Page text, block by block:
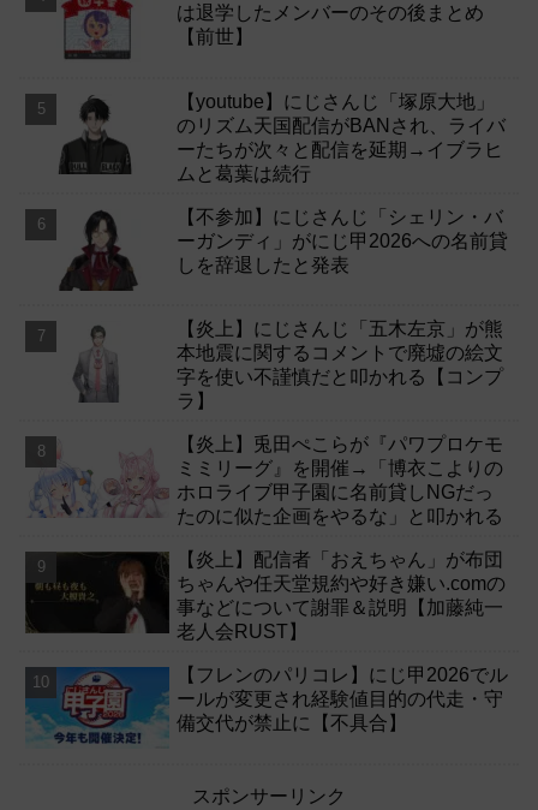
は退学したメンバーのその後まとめ
【前世】
【youtube】にじさんじ「塚原大地」
のリズム天国配信がBANされ、ライバ
ーたちが次々と配信を延期→イブラヒ
ムと葛葉は続行
【不参加】にじさんじ「シェリン・バ
ーガンディ」がにじ甲2026への名前貸
しを辞退したと発表
【炎上】にじさんじ「五木左京」が熊
本地震に関するコメントで廃墟の絵文
字を使い不謹慎だと叩かれる【コンプ
ラ】
【炎上】兎田ぺこらが『パワプロケモ
ミミリーグ』を開催→「博衣こよりの
ホロライブ甲子園に名前貸しNGだっ
たのに似た企画をやるな」と叩かれる
【炎上】配信者「おえちゃん」が布団
ちゃんや任天堂規約や好き嫌い.comの
事などについて謝罪＆説明【加藤純一
老人会RUST】
【フレンのパリコレ】にじ甲2026でル
ールが変更され経験値目的の代走・守
備交代が禁止に【不具合】
スポンサーリンク